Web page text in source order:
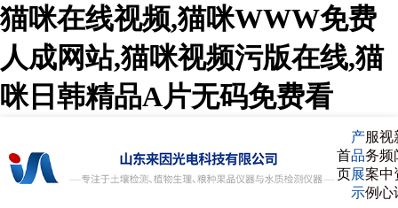
猫咪在线视频,猫咪WWW免费
人成网站,猫咪视频污版在线,猫
咪日韩精品A片无码免费看
首
页
产
品
展
示
服
务
案
例
视
频
中
心